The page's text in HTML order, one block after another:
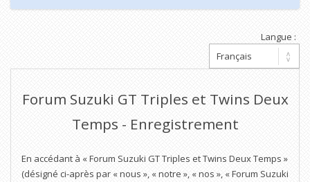
Langue :
Forum Suzuki GT Triples et Twins Deux
Temps - Enregistrement
En accédant à « Forum Suzuki GT Triples et Twins Deux Temps »
(désigné ci-après par « nous », « notre », « nos », « Forum Suzuki